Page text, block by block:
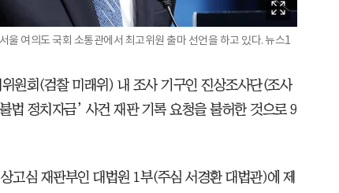
울 여의도 국회 소통관에서 최고위원 출마 선언을 하고 있다. 뉴스1
원회(검찰 미래위) 내 조사 기구인 진상조사단(조사
법 정치자금’ 사건 재판 기록 요청을 불허한 것으로 9
고심 재판부인 대법원 1부(주심 서경환 대법관)에 제